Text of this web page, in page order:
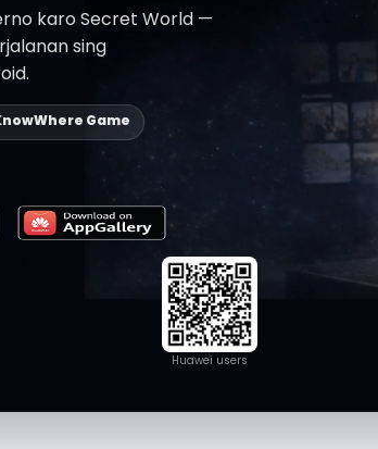
karo Secret World —
sing
Game
Huawei users